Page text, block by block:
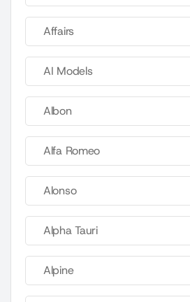
Affairs
AI Models
Albon
Alfa Romeo
Alonso
Alpha Tauri
Alpine